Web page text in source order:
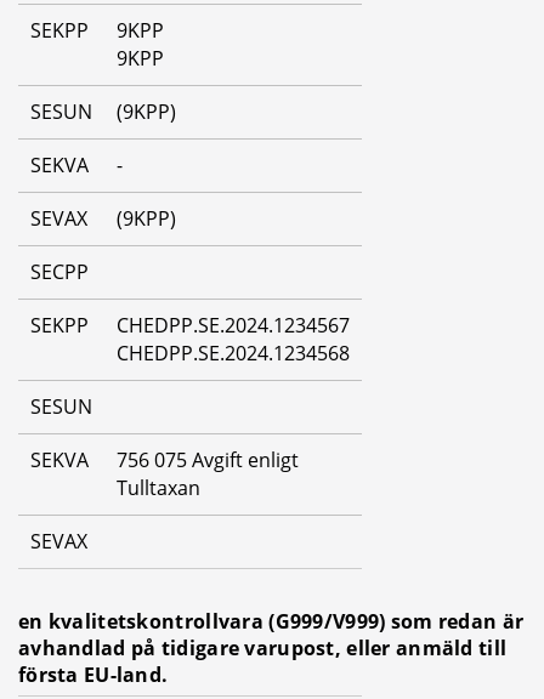
SEKPP
9KPP
9KPP
SESUN
(9KPP)
SEKVA
-
SEVAX
(9KPP)
SECPP
SEKPP
CHEDPP.SE.2024.1234567
CHEDPP.SE.2024.1234568
SESUN
SEKVA
756 075 Avgift enligt
Tulltaxan
SEVAX
en kvalitetskontrollvara (G999/V999) som redan är
avhandlad på tidigare varupost, eller anmäld till
första EU-land.